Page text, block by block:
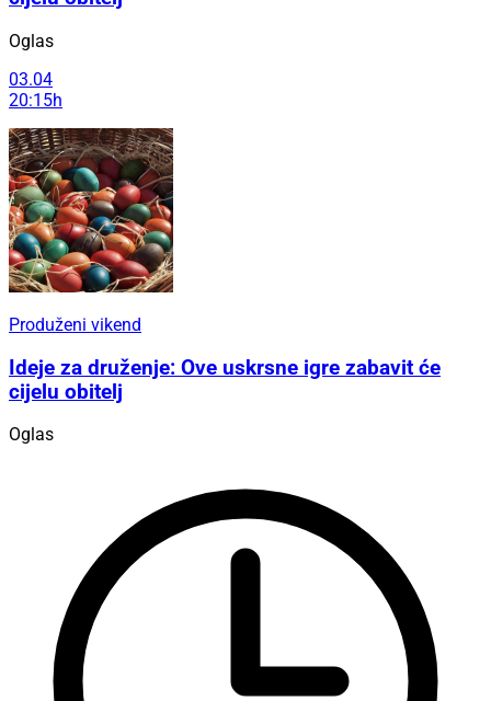
Oglas
03.04
20:15h
Produženi vikend
Ideje za druženje: Ove uskrsne igre zabavit će
cijelu obitelj
Oglas